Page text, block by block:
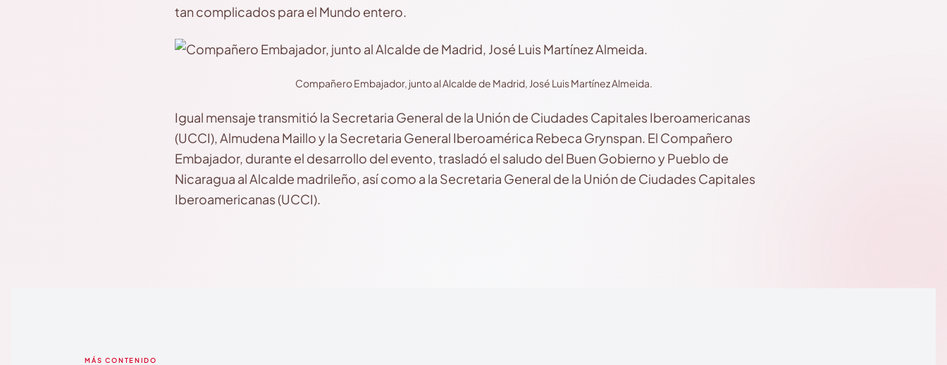
tan complicados para el Mundo entero.
Compañero Embajador, junto al Alcalde de Madrid, José Luis Martínez Almeida.
Igual mensaje transmitió la Secretaria General de la Unión de Ciudades Capitales Iberoamericanas
(UCCI), Almudena Maillo y la Secretaria General Iberoamérica Rebeca Grynspan. El Compañero
Embajador, durante el desarrollo del evento, trasladó el saludo del Buen Gobierno y Pueblo de
Nicaragua al Alcalde madrileño, así como a la Secretaria General de la Unión de Ciudades Capitales
Iberoamericanas (UCCI).
MÁS CONTENIDO